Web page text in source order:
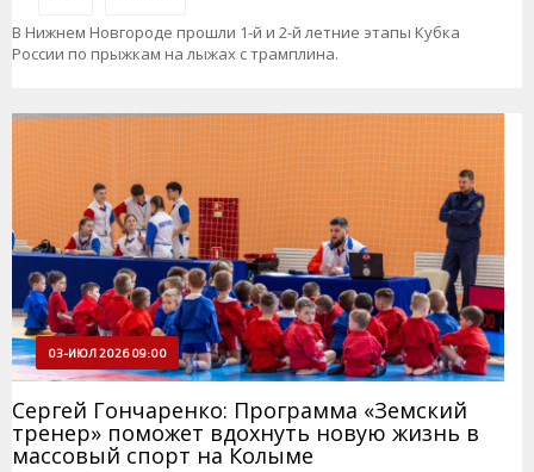
В Нижнем Новгороде прошли 1-й и 2-й летние этапы Кубка
России по прыжкам на лыжах с трамплина.
03-ИЮЛ 2026 09:00
Сергей Гончаренко: Программа «Земский
тренер» поможет вдохнуть новую жизнь в
массовый спорт на Колыме